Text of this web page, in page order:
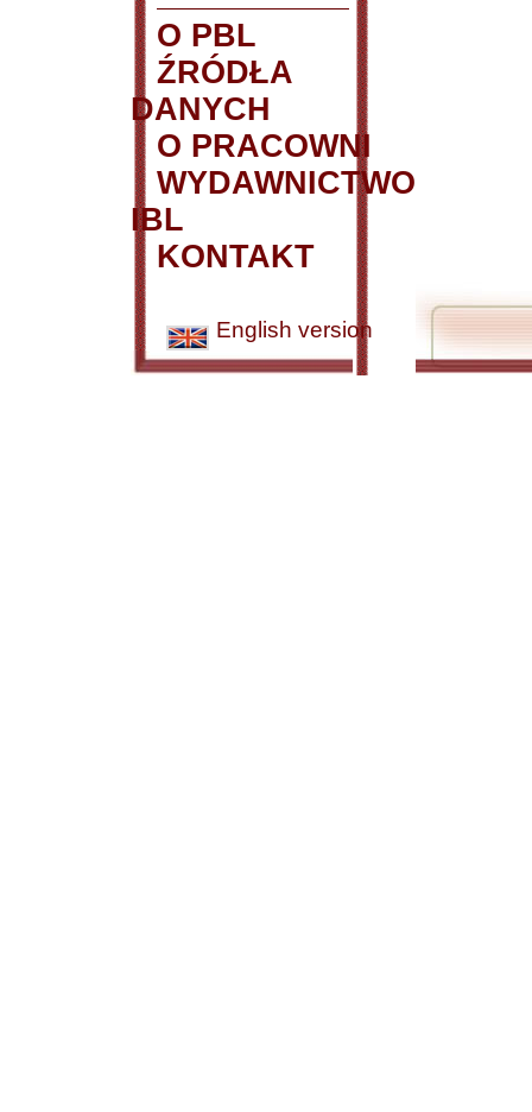
O PBL
ŹRÓDŁA
DANYCH
O PRACOWNI
WYDAWNICTWO
IBL
KONTAKT
English version